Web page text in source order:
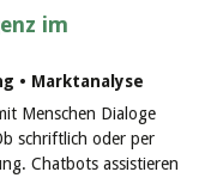
im
• Marktanalyse
Menschen Dialoge
schriftlich oder per
Chatbots assistieren